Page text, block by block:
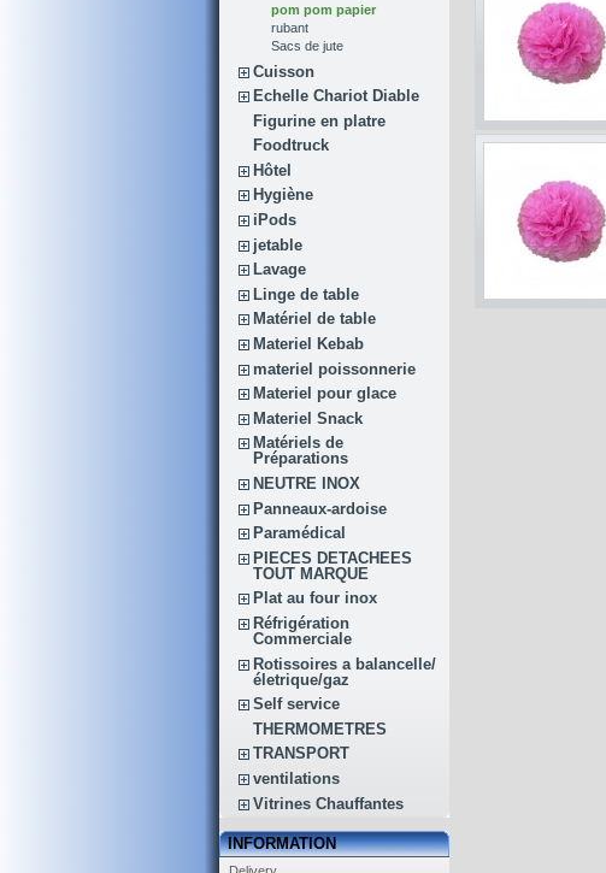
pom pom papier
rubant
Sacs de jute
Cuisson
Echelle Chariot Diable
Figurine en platre
Foodtruck
Hôtel
Hygiène
iPods
jetable
Lavage
Linge de table
Matériel de table
Materiel Kebab
materiel poissonnerie
Materiel pour glace
Materiel Snack
Matériels de
Préparations
NEUTRE INOX
Panneaux-ardoise
Paramédical
PIECES DETACHEES
TOUT MARQUE
Plat au four inox
Réfrigération
Commerciale
Rotissoires a balancelle/
életrique/gaz
Self service
THERMOMETRES
TRANSPORT
ventilations
Vitrines Chauffantes
INFORMATION